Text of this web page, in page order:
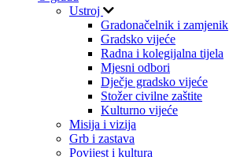
Ustroj
Gradonačelnik i zamjenik
Gradsko vijeće
Radna i kolegijalna tijela
Mjesni odbori
Dječje gradsko vijeće
Stožer civilne zaštite
Kulturno vijeće
Misija i vizija
Grb i zastava
Povijest i kultura